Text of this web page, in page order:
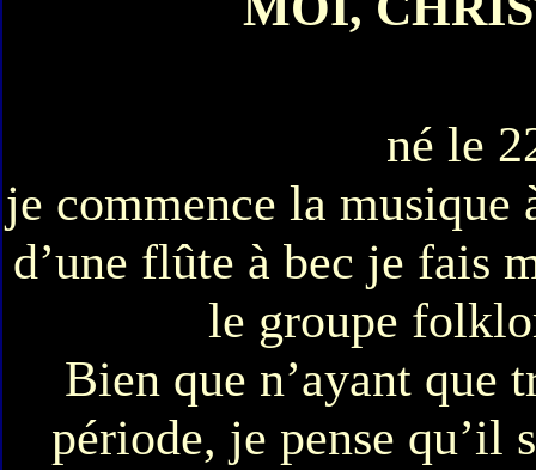
né le
je commence la musique
d’une flûte à bec je fais
le groupe
Bien que n’ayant que
période, je pense qu’il